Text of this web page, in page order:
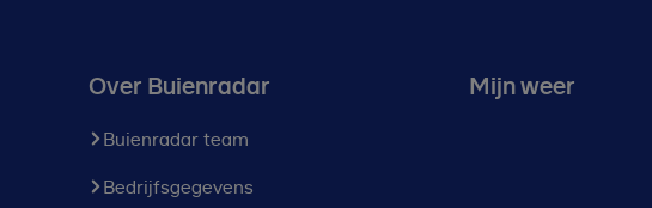
Over Buienradar
Buienradar team
Bedrijfsgegevens
Mijn weer